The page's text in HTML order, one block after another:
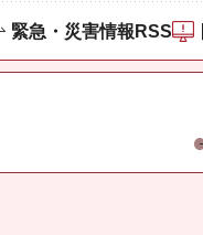
緊急・災害情報RSS